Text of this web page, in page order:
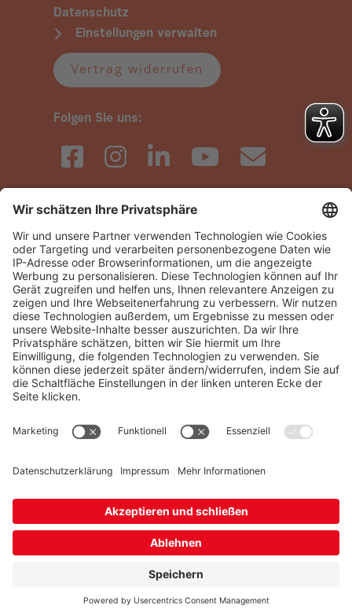
Datenschutz
Einstellungen verwalten
Vertrag widerrufen
Folgen Sie uns:
Kundenservice
Karriere
Bonuswelt
Vertrag kündigen
Newsletter
Marktpartnerkommunikation
Bewerten Sie uns!
Impressum
Datenschutz- und Nutzungsbedingungen
Schlichtungsstellen & Streitbeilegung
Sitemap
Barrierefreiheit